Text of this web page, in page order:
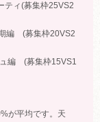
ィ(募集枠25VS2
編 (募集枠20VS2
編 (募集枠15VS1
が平均です。天